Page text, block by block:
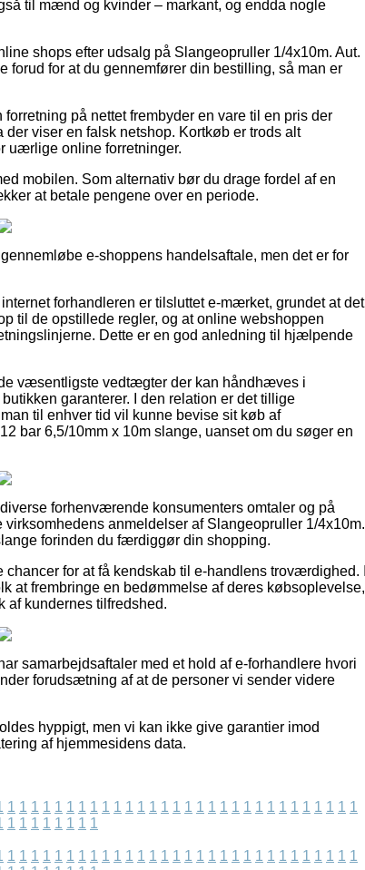
til mænd og kvinder – markant, og endda nogle
shops efter udsalg på Slangeopruller 1/4x10m. Aut.
forud for at du gennemfører din bestilling, så man er
på nettet frembyder en vare til en pris der
viser en falsk netshop. Kortkøb er trods alt
uærlige online forretninger.
mobilen. Som alternativ bør du drage fordel af en
at betale pengene over en periode.
e-shoppens handelsaftale, men det er for
forhandleren er tilsluttet e-mærket, grundet at det
til de opstillede regler, og at online webshoppen
Dette er en god anledning til hjælpende
væsentligste vedtægter der kan håndhæves i
garanterer. I den relation er det tillige
til enhver tid vil kunne bevise sit køb af
bar 6,5/10mm x 10m slange, uanset om du søger en
forhenværende konsumenters omtaler og på
anmeldelser af Slangeopruller 1/4x10m.
forinden du færdiggør din shopping.
for at få kendskab til e-handlens troværdighed. I
at frembringe en bedømmelse af deres købsoplevelse,
af kundernes tilfredshed.
samarbejdsaftaler med et hold af e-forhandlere hvori
forudsætning af at de personer vi sender videre
hyppigt, men vi kan ikke give garantier imod
af hjemmesidens data.
1 1 1 1 1 1 1 1 1 1 1 1 1 1 1 1 1 1 1 1 1 1 1 1 1 1 1 1 1 1
1 1 1 1 1 1 1 1
1 1 1 1 1 1 1 1 1 1 1 1 1 1 1 1 1 1 1 1 1 1 1 1 1 1 1 1 1 1